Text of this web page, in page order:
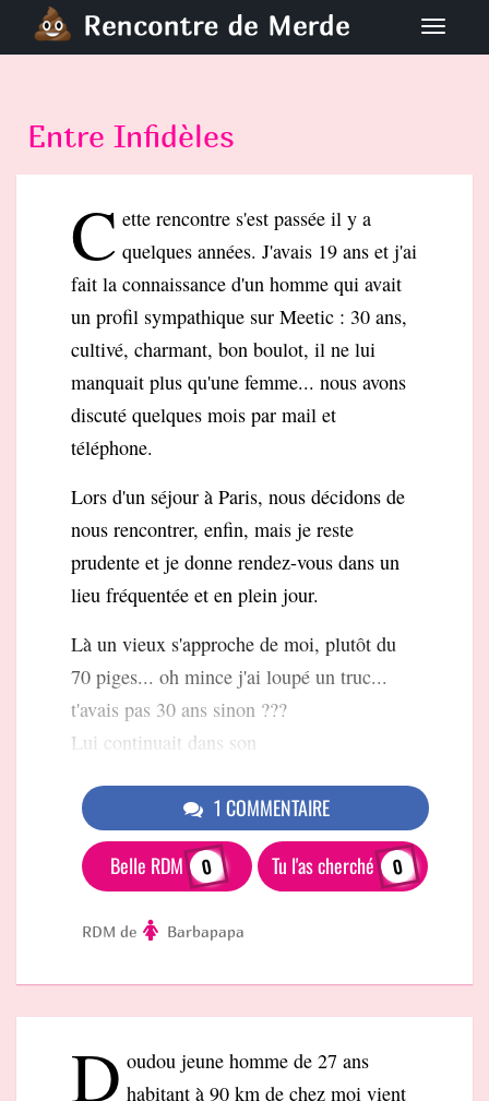
Entre Infidèles
C ette rencontre s'est passée il y a
quelques années. J'avais 19 ans et j'ai
fait la connaissance d'un homme qui avait
un profil sympathique sur Meetic : 30 ans,
cultivé, charmant, bon boulot, il ne lui
manquait plus qu'une femme... nous avons
discuté quelques mois par mail et
téléphone.
Lors d'un séjour à Paris, nous décidons de
nous rencontrer, enfin, mais je reste
prudente et je donne rendez-vous dans un
lieu fréquentée et en plein jour.
Là un vieux s'approche de moi, plutôt du
70 piges... oh mince j'ai loupé un truc...
t'avais pas 30 ans sinon ???
Lui continuait dans son
1 COMMENTAIRE
Belle RDM 0 Tu l'as cherché 0
RDM de Barbapapa
D oudou jeune homme de 27 ans
habitant à 90 km de chez moi vient